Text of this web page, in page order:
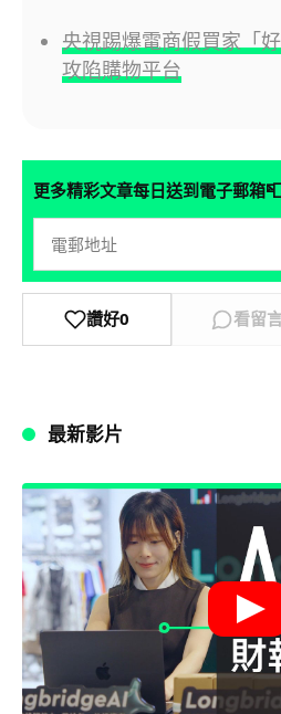
央視踢爆電商假買家「
攻陷購物平台
更多精彩文章每日送到電子郵箱
讚好0 看留
最新影片